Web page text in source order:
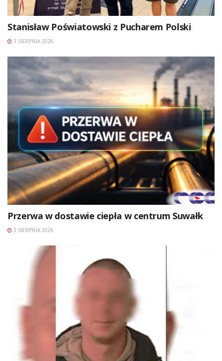
Stanisław Poświatowski z Pucharem Polski
3 SIERPNIA 2026
Przerwa w dostawie ciepła w centrum Suwałk
3 SIERPNIA 2026